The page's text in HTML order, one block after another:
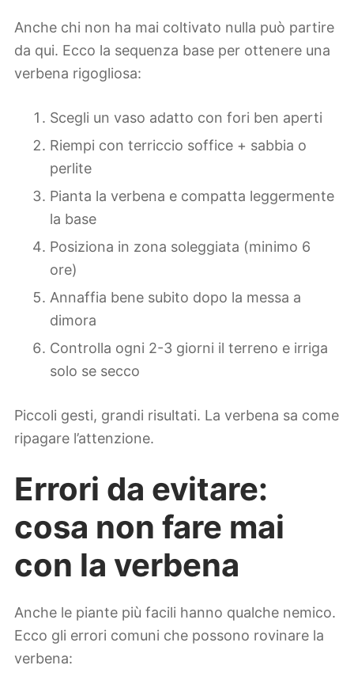
Anche chi non ha mai coltivato nulla può partire
da qui. Ecco la sequenza base per ottenere una
verbena rigogliosa:
Scegli un vaso adatto con fori ben aperti
Riempi con terriccio soffice + sabbia o
perlite
Pianta la verbena e compatta leggermente
la base
Posiziona in zona soleggiata (minimo 6
ore)
Annaffia bene subito dopo la messa a
dimora
Controlla ogni 2-3 giorni il terreno e irriga
solo se secco
Piccoli gesti, grandi risultati. La verbena sa come
ripagare l’attenzione.
Errori da evitare:
cosa non fare mai
con la verbena
Anche le piante più facili hanno qualche nemico.
Ecco gli errori comuni che possono rovinare la
verbena: